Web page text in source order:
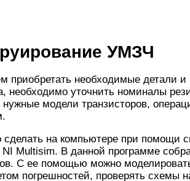
УМЗЧ
приобретать необходимые детали и
необходимо уточнить номиналы
нужные модели транзисторов,
на компьютере при помощи
Multisim. В данной программе
С ее помощью можно
погрешностей, проверять схемы